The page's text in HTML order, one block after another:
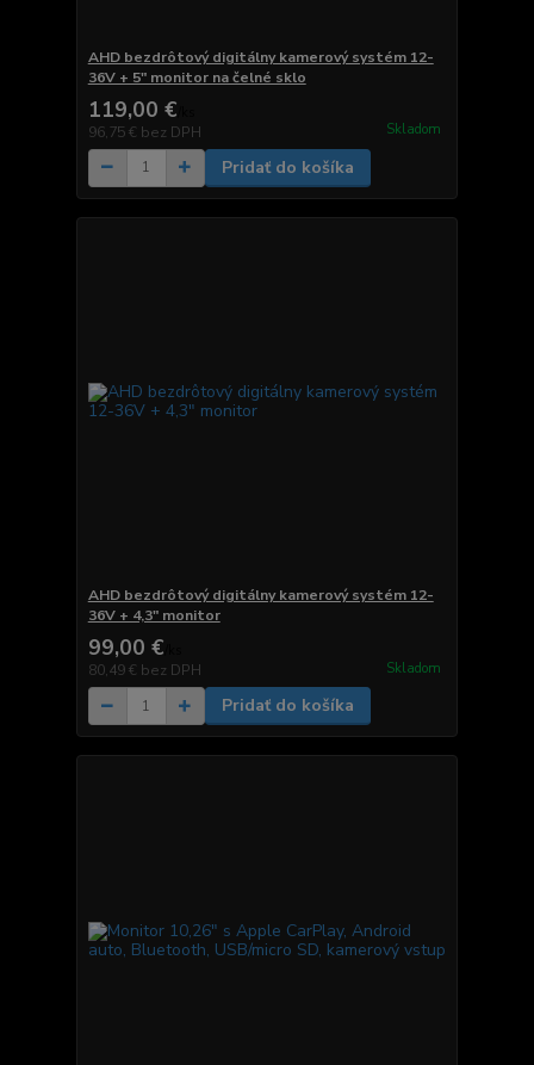
AHD bezdrôtový digitálny kamerový systém 12-
36V + 5" monitor na čelné sklo
119,00 €
96,75 € bez DPH Skladom
Pridať do košíka
AHD bezdrôtový digitálny kamerový systém 12-
36V + 4,3" monitor
99,00 €
80,49 € bez DPH Skladom
Pridať do košíka